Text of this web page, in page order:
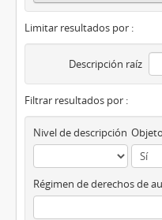
Limitar resultados por :
Descripción raíz
Filtrar resultados por :
Nivel de descripción